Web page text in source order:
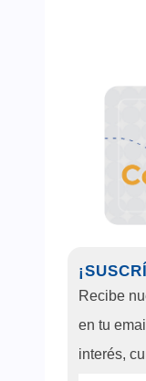
Recibe
en tu
interés,